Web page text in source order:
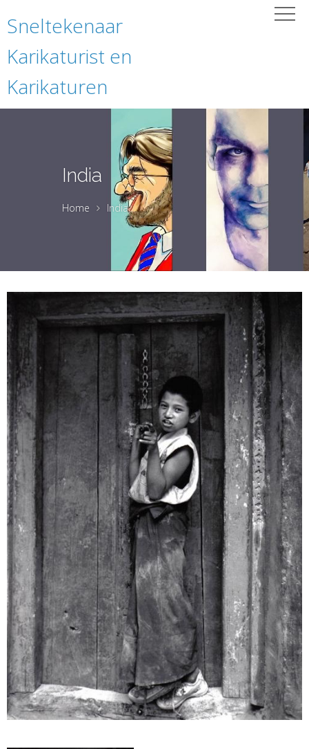
Sneltekenaar
Karikaturist en
Karikaturen
India
Home India